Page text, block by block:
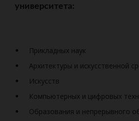
университета:
Прикладных наук
Архитектуры и искусственной
Искусств
Компьютерных и цифровых
Образования и непрерывного